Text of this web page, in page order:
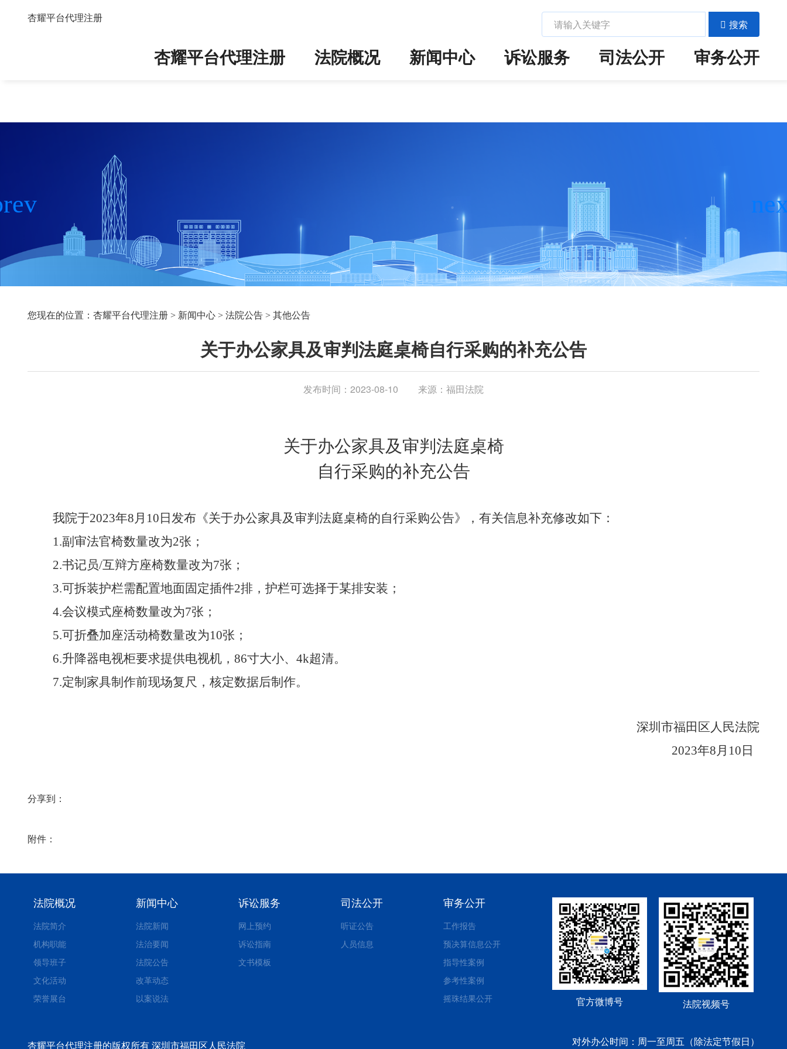
其他公告-杏耀平台代理注册
杏耀平台代理注册 搜索
杏耀平台代理注册 法院概况 新闻中心 诉讼服务 司法公开 审务公开
您现在的位置： 杏耀平台代理注册 > 新闻中心 > 法院公告 > 其他公告
关于办公家具及审判法庭桌椅自行采购的补充公告
发布时间：2023-08-10 来源：福田法院
关于办公家具及审判法庭桌椅
自行采购的补充公告
我院于2023年8月 10 日发布《关于办公家具及审判法庭桌椅的自行采购公告》，有关信息补充修改如下：
1.副审法官椅数量改为2张；
2.书记员/互辩方座椅数量改为7张；
3.可拆装护栏需配置地面固定插件2排，护栏可选择于某排安装；
4.会议模式座椅数量改为7张；
5.可折叠加座活动椅数量改为10张；
6.升降器电视柜要求提供电视机， 86寸大小、 4k超清。
7.定制家具制作前现场复尺，核定数据后制作。
深圳市福田区人民法院
2023年8月 10 日
分享到：
附件：
法院概况
法院简介
机构职能
领导班子
文化活动
荣誉展台
新闻中心
法院新闻
法治要闻
法院公告
改革动态
以案说法
诉讼服务
网上预约
诉讼指南
文书模板
司法公开
听证公告
人员信息
审务公开
工作报告
预决算信息公开
指导性案例
参考性案例
摇珠结果公开
官方微博号 法院视频号
杏耀平台代理注册的版权所有 深圳市福田区人民法院 对外办公时间：周一至周五（除法定节假日）